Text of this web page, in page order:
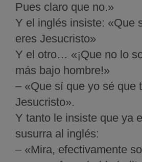
Pues claro que no.»
Y el inglés insiste: «Que
eres Jesucristo»
Y el otro… «¡Que no lo
más bajo hombre!»
– «Que sí que yo sé que
Jesucristo».
Y tanto le insiste que ya
susurra al inglés:
– «Mira, efectivamente